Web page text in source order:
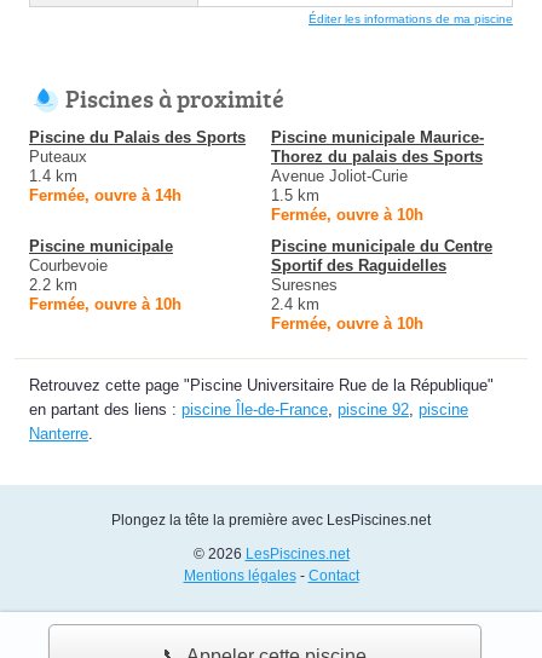
Éditer les informations de ma piscine
Piscines à proximité
Piscine du Palais des Sports
Puteaux
1.4 km
Fermée, ouvre à 14h
Piscine municipale Maurice-
Thorez du palais des Sports
Avenue Joliot-Curie
1.5 km
Fermée, ouvre à 10h
Piscine municipale
Courbevoie
2.2 km
Fermée, ouvre à 10h
Piscine municipale du Centre
Sportif des Raguidelles
Suresnes
2.4 km
Fermée, ouvre à 10h
Retrouvez cette page "Piscine Universitaire Rue de la République"
en partant des liens : piscine Île-de-France piscine 92 piscine
Nanterre
Plongez la tête la première avec LesPiscines.net
© 2026 LesPiscines.net
Mentions légales- Contact